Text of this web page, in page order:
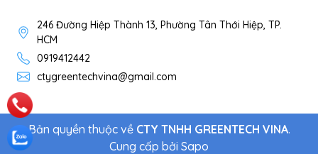
246 Đường Hiệp Thành 13, Phường Tân Thới Hiệp, TP.
HCM
0919412442
ctygreentechvina@gmail.com
Bản quyền thuộc về CTY TNHH GREENTECH VINA.
Cung cấp bởi Sapo